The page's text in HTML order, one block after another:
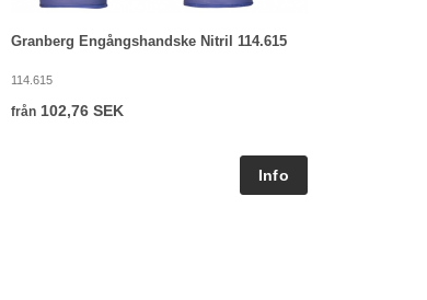
Granberg Engångshandske Nitril 114.615
114.615
från 102,76 SEK